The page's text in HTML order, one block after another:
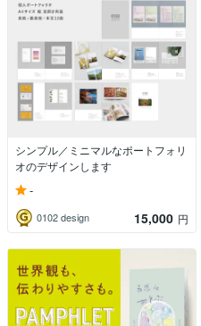
シンプル／ミニマルなポートフォリ
オのデザインします
-
0102 design 15,000 円